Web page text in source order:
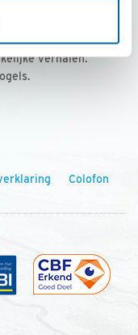
per jaar
met
verhalen.
Colofon